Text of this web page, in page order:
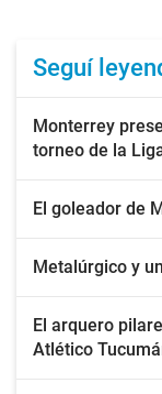
Seguí
Monterrey
torneo de la
El goleador de
Metalúrgico y
El arquero
Atlético